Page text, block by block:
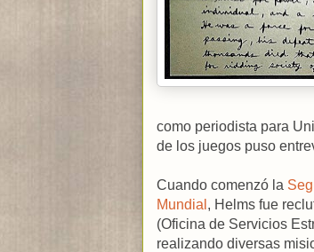
como periodista para
de los juegos puso
Cuando comenzó la
Mundial , Helms fue
(Oficina de Servicios
realizando diversas